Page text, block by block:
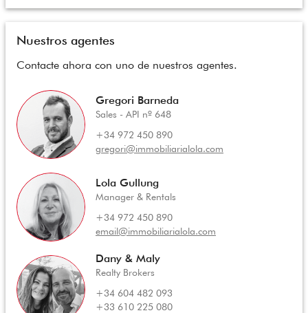
Nuestros agentes
Contacte ahora con uno de nuestros agentes.
Gregori Barneda
Sales - API nº 648
+34 972 450 890
gregori@immobiliarialola.com
Lola Gullung
Manager & Rentals
+34 972 450 890
email@immobiliarialola.com
Dany & Maly
Realty Brokers
+34 604 482 093
+33 610 225 080